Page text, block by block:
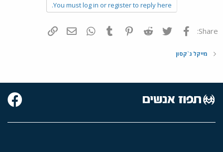
You must log in or register to reply here.
Share: פייסבוק Twitter
Reddit
Pinterest
Tumblr
WhatsAppדואר אלקטרוני
מייקל ג`קסון